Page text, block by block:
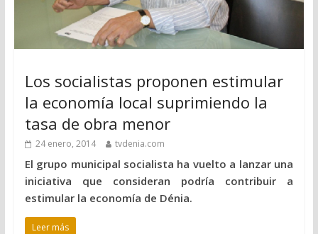
Los socialistas proponen estimular
la economía local suprimiendo la
tasa de obra menor
24 enero, 2014 tvdenia.com
El grupo municipal socialista ha vuelto a lanzar una
iniciativa que consideran podría contribuir a
estimular la economía de Dénia.
Leer más